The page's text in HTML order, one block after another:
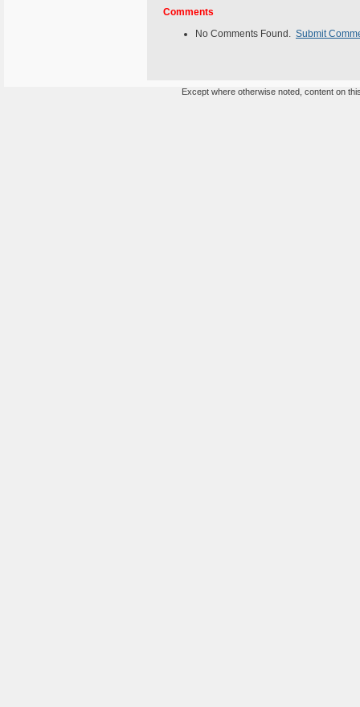
Comments
No Comments Found. Submit
Except where otherwise noted, content on